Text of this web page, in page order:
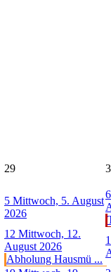
29
5 Mittwoch, 5. August
2026
6
12 Mittwoch, 12.
August 2026
Abholung Hausmü ...